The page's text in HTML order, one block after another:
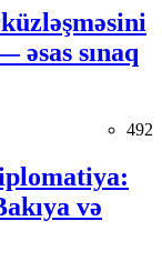
əsas sınaq
492
və